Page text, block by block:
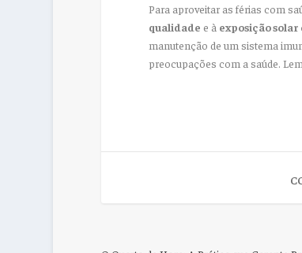
Para aproveitar as férias com
qualidade e à exposição
manutenção de um sistema
preocupações com a saúde.